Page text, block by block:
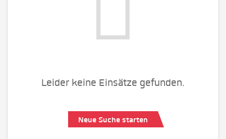
Leider keine Einsätze gefunden.
Neue Suche starten